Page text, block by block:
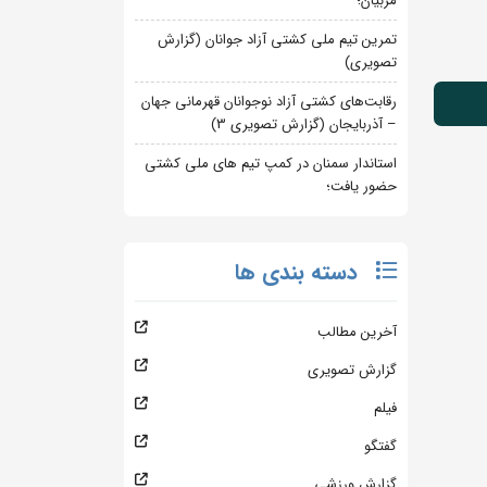
تمرین تیم ملی کشتی آزاد جوانان (گزارش
تصویری)
رقابت‌های کشتی آزاد نوجوانان قهرمانی جهان
– آذربایجان (گزارش تصویری 3)
استاندار سمنان در کمپ تیم های ملی کشتی
حضور یافت؛
دسته بندی ها
آخرین مطالب
گزارش تصویری
فیلم
گفتگو